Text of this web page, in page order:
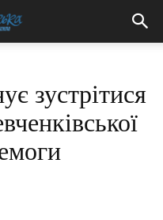
зустрітися